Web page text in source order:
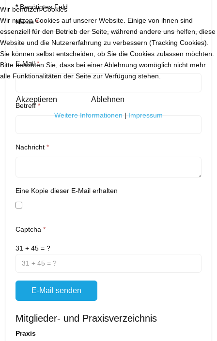
*Benötigtes Feld
Name*
E-Mail*
Betreff *
Nachricht *
Eine Kopie dieser E-Mail erhalten
Captcha *
31 + 45 = ?
E-Mail senden
Mitglieder- und Praxisverzeichnis
Praxis
Wir benutzen Cookies
Wir nutzen Cookies auf unserer Website. Einige von ihnen sind
essenziell für den Betrieb der Seite, während andere uns helfen, diese
Website und die Nutzererfahrung zu verbessern (Tracking Cookies).
Sie können selbst entscheiden, ob Sie die Cookies zulassen möchten.
Bitte beachten Sie, dass bei einer Ablehnung womöglich nicht mehr
alle Funktionalitäten der Seite zur Verfügung stehen.
Akzeptieren Ablehnen
Weitere Informationen | Impressum